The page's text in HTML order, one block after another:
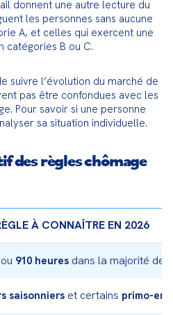
donnent une autre lecture du
les personnes sans aucune
A, et celles qui exercent une
catégories B ou C.
suivre l’évolution du marché de
pas être confondues avec les
Pour savoir si une personne
sa situation individuelle.
des règles chômage
À CONNAÎTRE EN 2026
910 heuresdans la majorité des
saisonniers et certains primo-